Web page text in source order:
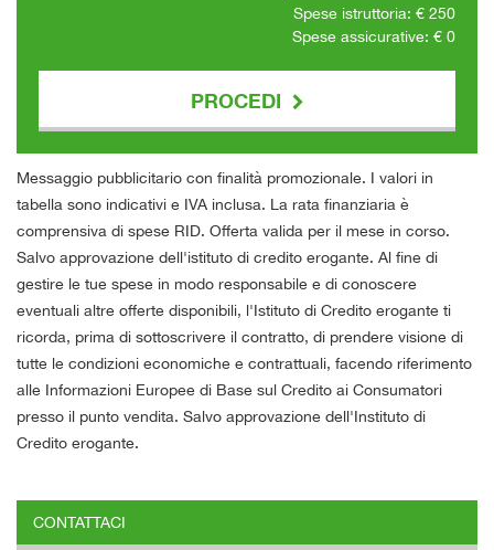
Spese istruttoria: € 250
Spese assicurative: € 0
PROCEDI
Contattaci
Messaggio pubblicitario con finalità promozionale. I valori in
tabella sono indicativi e IVA inclusa. La rata finanziaria è
comprensiva di spese RID. Offerta valida per il mese in corso.
Salvo approvazione dell'istituto di credito erogante. Al fine di
gestire le tue spese in modo responsabile e di conoscere
eventuali altre offerte disponibili, l'Istituto di Credito erogante ti
ricorda, prima di sottoscrivere il contratto, di prendere visione di
tutte le condizioni economiche e contrattuali, facendo riferimento
alle Informazioni Europee di Base sul Credito ai Consumatori
presso il punto vendita. Salvo approvazione dell'Instituto di
Credito erogante.
CONTATTACI